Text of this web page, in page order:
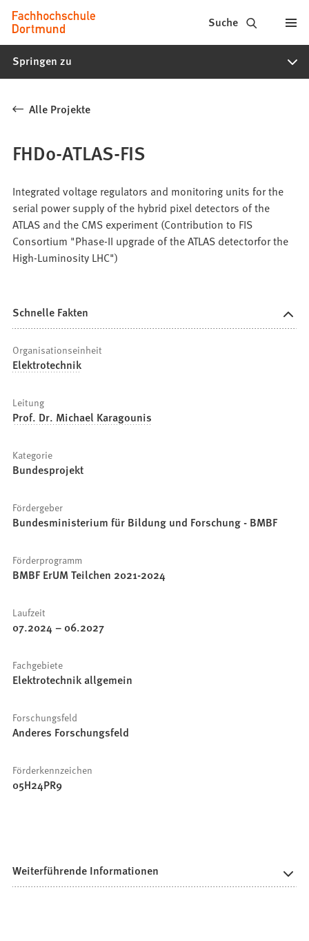
Inhalt anspringen
Fachhochschule
Dortmund
-
Studiengänge,
Bewerbung
Suche
Springen zu
Alle Projekte
FHDo-ATLAS-FIS
Integrated voltage regulators and monitoring units for the
serial power supply of the hybrid pixel detectors of the
ATLAS and the CMS experiment (Contribution to FIS
Consortium "Phase-II upgrade of the ATLAS detectorfor the
High-Luminosity LHC")
Schnelle Fakten
Organisationseinheit
Elektrotechnik
Leitung
Prof. Dr. Michael Karagounis
Kategorie
Bundesprojekt
Fördergeber
Bundesministerium für Bildung und Forschung - BMBF
Förderprogramm
BMBF ErUM Teilchen 2021-2024
Laufzeit
07.2024– 06.2027
Fachgebiete
Elektrotechnik allgemein
Forschungsfeld
Anderes Forschungsfeld
Förderkennzeichen
05H24PR9
Weiterführende Informationen